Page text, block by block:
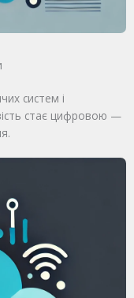
систем і
стає цифровою —